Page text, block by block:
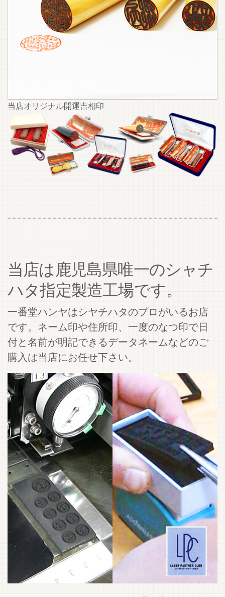
当店オリジナル開運吉相印
当店は鹿児島県唯一のシャチ
ハタ指定製造工場です。
一番堂ハンヤはシヤチハタのプロがいるお店
です。ネーム印や住所印、一度のなつ印で日
付と名前が明記できるデータネームなどのご
購入は当店にお任せ下さい。